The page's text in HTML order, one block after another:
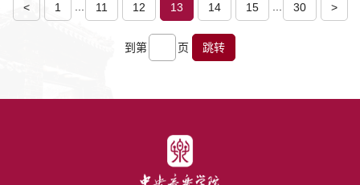
< 1 11 12 13 14 15 30 >
到第 页 跳转